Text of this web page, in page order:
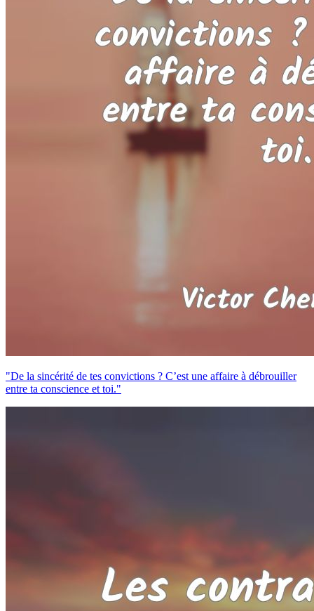
"De la sincérité de tes convictions ? C’est une affaire à débrouiller
entre ta conscience et toi."